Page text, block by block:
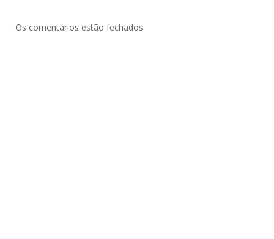
Os comentários estão fechados.